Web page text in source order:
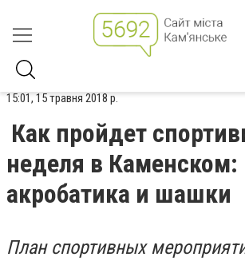
15:01, 15 травня 2018 р.
Как пройдет
неделя в Каменском:
акробатика и шашки
План спортивных